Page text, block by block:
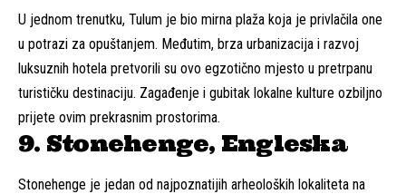
U jednom trenutku, Tulum je bio mirna plaža koja je privlačila one
u potrazi za opuštanjem. Međutim, brza urbanizacija i razvoj
luksuznih hotela pretvorili su ovo egzotično mjesto u pretrpanu
turističku destinaciju. Zagađenje i gubitak lokalne kulture ozbiljno
prijete ovim prekrasnim prostorima.
9. Stonehenge, Engleska
Stonehenge je jedan od najpoznatijih arheoloških lokaliteta na